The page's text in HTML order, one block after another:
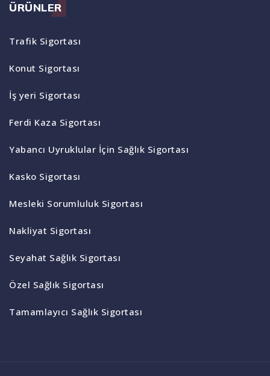
ÜRÜNLER
Trafik Sigortası
Konut Sigortası
İş yeri Sigortası
Ferdi Kaza Sigortası
Yabancı Uyruklular İçin Sağlık Sigortası
Kasko Sigortası
Mesleki Sorumluluk Sigortası
Nakliyat Sigortası
Seyahat Sağlık Sigortası
Özel Sağlık Sigortası
Tamamlayıcı Sağlık Sigortası